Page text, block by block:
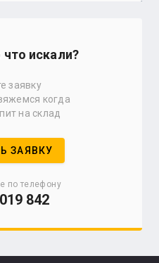
искали?
заявку
когда
на склад
ЗАЯВКУ
по телефону
842